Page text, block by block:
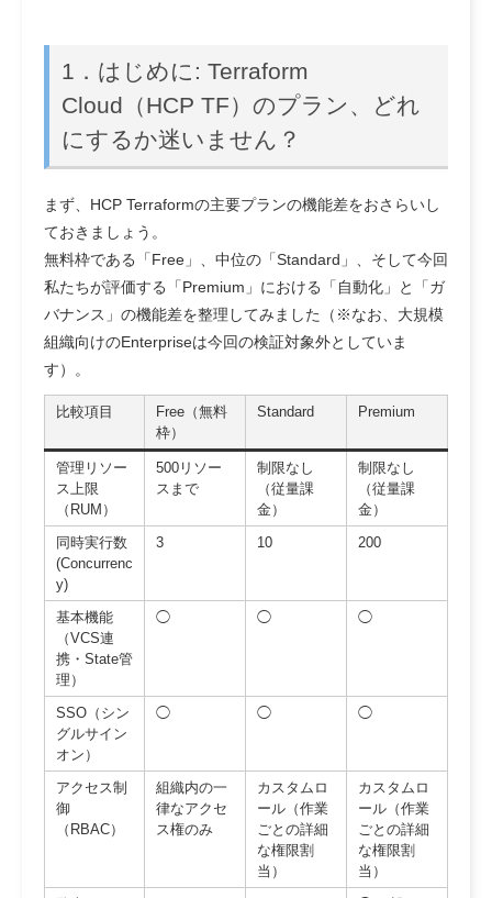
1．はじめに: Terraform
Cloud（HCP TF）のプラン、どれ
にするか迷いません？
まず、HCP Terraformの主要プランの機能差をおさらいし
ておきましょう。
無料枠である「Free」、中位の「Standard」、そして今回
私たちが評価する「Premium」における「自動化」と「ガ
バナンス」の機能差を整理してみました（※なお、大規模
組織向けのEnterpriseは今回の検証対象外としていま
す）。
比較項目
Free（無料
枠）
Standard Premium
管理リソー
ス上限
（RUM）
500リソー
スまで
制限なし
（従量課
金）
制限なし
（従量課
金）
同時実行数
(Concurrenc
y)
3 10 200
基本機能
（VCS連
携・State管
理）
◯ ◯ ◯
SSO（シン
グルサイン
オン）
◯ ◯ ◯
アクセス制
御
（RBAC）
組織内の一
律なアクセ
ス権のみ
カスタムロ
ール（作業
ごとの詳細
な権限割
当）
カスタムロ
ール（作業
ごとの詳細
な権限割
当）